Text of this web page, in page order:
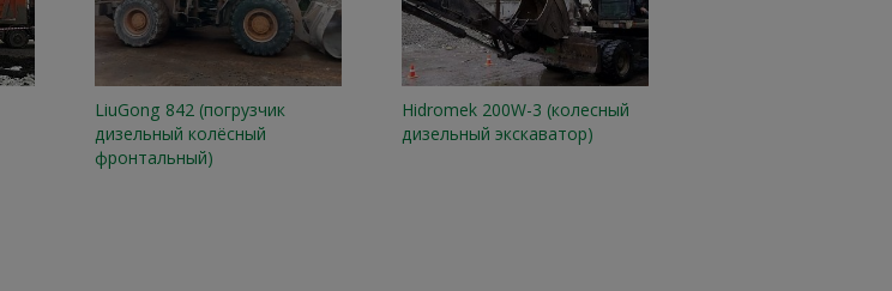
LiuGong 842 (погрузчик
дизельный колёсный
фронтальный)
Hidromek 200W-3 (колесный
дизельный экскаватор)